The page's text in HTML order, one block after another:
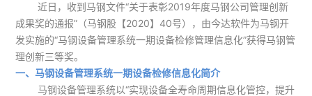
近日，收到马钢文件“关于表彰2019年度马钢公司管理创新
成果奖的通报”（马钢股【2020】40号），由今达软件为马钢开
发实施的“马钢设备管理系统一期设备检修管理信息化”获得马钢管
理创新三等奖。
一、马钢设备管理系统一期设备检修信息化简介
马钢设备管理系统以“实现设备全寿命周期信息化管控，提升